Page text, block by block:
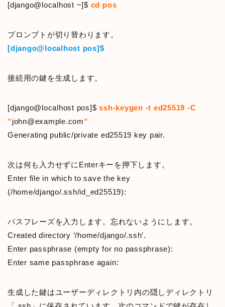
[django@localhost ~]$ cd pos
プロンプトが切り替わります。
[django@localhost pos]$
接続用の鍵を生成します。
[django@localhost pos]$ssh-keygen -t ed25519 -C
“john@example.com“
Generating public/private ed25519 key pair.
次は何も入力せずにEnterキーを押下します。
Enter file in which to save the key
(/home/django/.ssh/id_ed25519):
パスフレーズを入力します。忘れないようにします。
Created directory ‘/home/django/.ssh’.
Enter passphrase (empty for no passphrase):
Enter same passphrase again:
生成した鍵はユーザーディレクトリ内の隠しディレクトリ